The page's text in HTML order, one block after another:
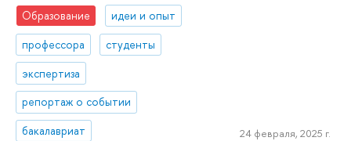
Образование
идеи и опыт
профессора
студенты
экспертиза
репортаж о событии
бакалавриат
24 февраля, 2025 г.